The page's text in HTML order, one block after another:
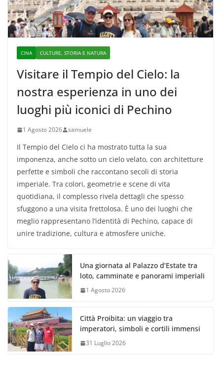
CINA CULTURE, STORIA E NATURA
Visitare il Tempio del Cielo: la
nostra esperienza in uno dei
luoghi più iconici di Pechino
1 Agosto 2026 samuele
Il Tempio del Cielo ci ha mostrato tutta la sua
imponenza, anche sotto un cielo velato, con architetture
perfette e simboli che raccontano secoli di storia
imperiale. Tra colori, geometrie e scene di vita
quotidiana, il complesso rivela dettagli che spesso
sfuggono a una visita frettolosa. È uno dei luoghi che
meglio rappresentano l’identità di Pechino, capace di
unire tradizione, cultura e atmosfere uniche.
Una giornata al Palazzo d’Estate tra
loto, camminate e panorami imperiali
1 Agosto 2026
Città Proibita: un viaggio tra
imperatori, simboli e cortili immensi
31 Luglio 2026